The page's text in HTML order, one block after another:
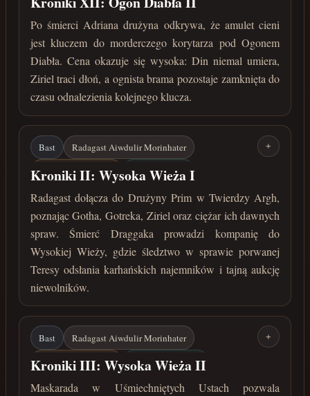
Amulet cieni
Ognista brama
wrzesień 32 roku przed Zaćmieniem
Po śmierci Adriana drużyna odkrywa, że amulet cieni
jest kluczem do morderczego korytarza pod Ogonem
Diabła. Cena okazuje się wysoka: Din niemal umiera,
Ziriel traci dłoń, a ognista brama pozostaje zamknięta do
czasu odnalezienia kolejnego klucza.
Bast
Radagast Aiwdulir Morinhater
Kampania Północna
Wysoka Wieża
Teresa de Alvera
Draggak
Aukcja niewolników
marzec 30 roku przed Zaćmieniem
+
Kroniki II: Wysoka Wieża I
Radagast dołącza do Drużyny Prim w Twierdzy Argh,
poznając Gotha, Gotreka, Ziriel oraz ciężar ich dawnych
spraw. Śmierć Draggaka prowadzi kompanię do
Wysokiej Wieży, gdzie śledztwo w sprawie porwanej
Teresy odsłania karhańskich najemników i tajną aukcję
niewolników.
Bast
Radagast Aiwdulir Morinhater
Kampania Północna
Uśmiechnięte Usta
Pan Nocy
Teresa de Alvera
Magiczne lustro
+
Kroniki III: Wysoka Wieża II
Maskarada w Uśmiechniętych Ustach pozwala